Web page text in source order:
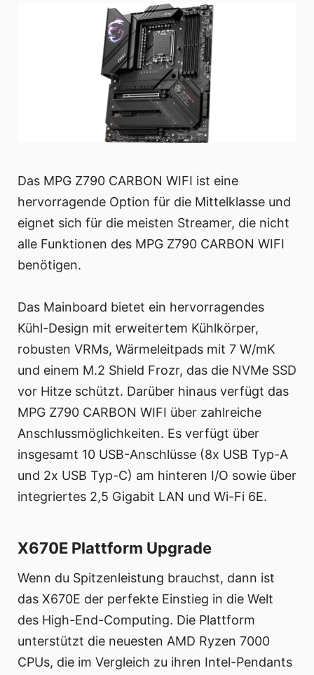
Das MPG Z790 CARBON WIFI ist eine
hervorragende Option für die Mittelklasse und
eignet sich für die meisten Streamer, die nicht
alle Funktionen des MPG Z790 CARBON WIFI
benötigen.
Das Mainboard bietet ein hervorragendes
Kühl-Design mit erweitertem Kühlkörper,
robusten VRMs, Wärmeleitpads mit 7 W/mK
und einem M.2 Shield Frozr, das die NVMe SSD
vor Hitze schützt. Darüber hinaus verfügt das
MPG Z790 CARBON WIFI über zahlreiche
Anschlussmöglichkeiten. Es verfügt über
insgesamt 10 USB-Anschlüsse (8x USB Typ-A
und 2x USB Typ-C) am hinteren I/O sowie über
integriertes 2,5 Gigabit LAN und Wi-Fi 6E.
X670E Plattform Upgrade
Wenn du Spitzenleistung brauchst, dann ist
das X670E der perfekte Einstieg in die Welt
des High-End-Computing. Die Plattform
unterstützt die neuesten AMD Ryzen 7000
CPUs, die im Vergleich zu ihren Intel-Pendants